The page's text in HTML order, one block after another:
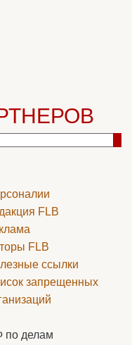
FLB
FLB
ссылки
запрещенных
по делам